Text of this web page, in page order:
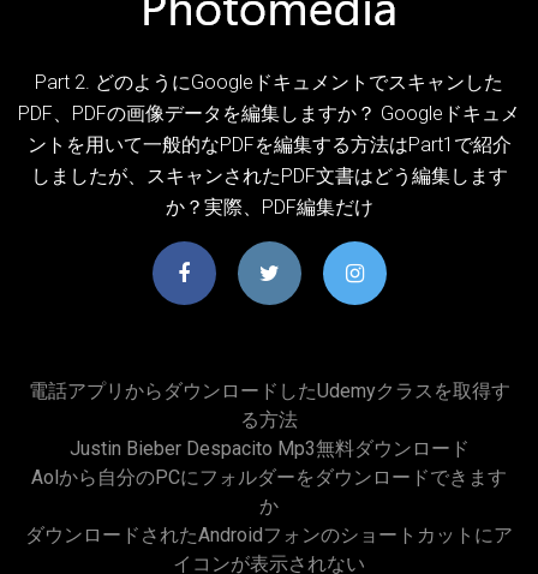
Part 2. どのようにGoogleドキュメントでスキャンした
PDF、PDFの画像データを編集しますか？ Googleドキュメ
ントを用いて一般的なPDFを編集する方法はPart1で紹介
しましたが、スキャンされたPDF文書はどう編集します
か？実際、PDF編集だけ
電話アプリからダウンロードしたudemyクラスを取得す
る方法
Justin Bieber Despacito Mp3無料ダウンロード
Aolから自分のPCにフォルダーをダウンロードできます
か
ダウンロードされたAndroidフォンのショートカットにア
イコンが表示されない